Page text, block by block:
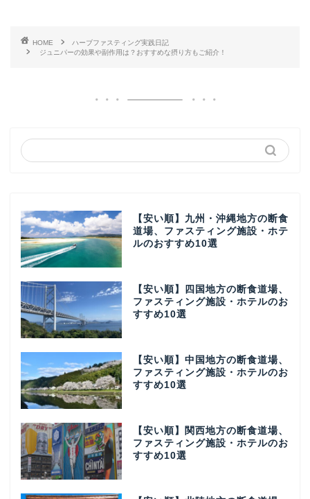
HOME
ハーブファスティング実践日記
ジュニパーの効果や副作用は？おすすめな摂り方もご紹介！
【安い順】九州・沖縄地方の断食
道場、ファスティング施設・ホテ
ルのおすすめ10選
【安い順】四国地方の断食道場、
ファスティング施設・ホテルのお
すすめ10選
【安い順】中国地方の断食道場、
ファスティング施設・ホテルのお
すすめ10選
【安い順】関西地方の断食道場、
ファスティング施設・ホテルのお
すすめ10選